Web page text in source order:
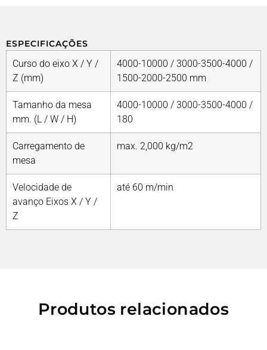
ESPECIFICAÇÕES
Curso do eixo X / Y /
Z (mm)
4000-10000 / 3000-3500-4000 /
1500-2000-2500 mm
Tamanho da mesa
mm. (L / W / H)
4000-10000 / 3000-3500-4000 /
180
Carregamento de
mesa
max. 2,000 kg/m2
Velocidade de
avanço Eixos X / Y /
Z
até 60 m/min
Produtos relacionados